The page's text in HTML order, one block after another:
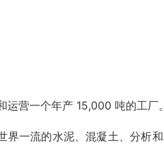
运营一个年产 15,000 吨的工厂
界一流的水泥、混凝土、分析